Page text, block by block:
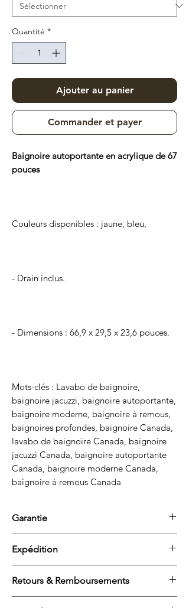
Quantité *
Ajouter au panier
Commander et payer
Baignoire autoportante en acrylique de 67
pouces
Couleurs disponibles : jaune, bleu,
- Drain inclus.
- Dimensions : 66,9 x 29,5 x 23,6 pouces.
Mots-clés : Lavabo de baignoire,
baignoire jacuzzi, baignoire autoportante,
baignoire moderne, baignoire à remous,
baignoires profondes, baignoire Canada,
lavabo de baignoire Canada, baignoire
jacuzzi Canada, baignoire autoportante
Canada, baignoire moderne Canada,
baignoire à remous Canada
Garantie
une garantie limitée du fabricant couvrant
les défauts de matériaux et de fabrication.
La couverture peut varier selon le modèle et
Expédition
abordable partout au Canada et aux États-
Unis. Profitez de la livraison terrestre
Retours & Remboursements